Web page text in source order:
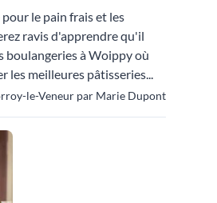
le pain frais et les
ravis d'apprendre qu'il
boulangeries à Woippy où
les meilleures pâtisseries...
le-Veneur par Marie Dupont